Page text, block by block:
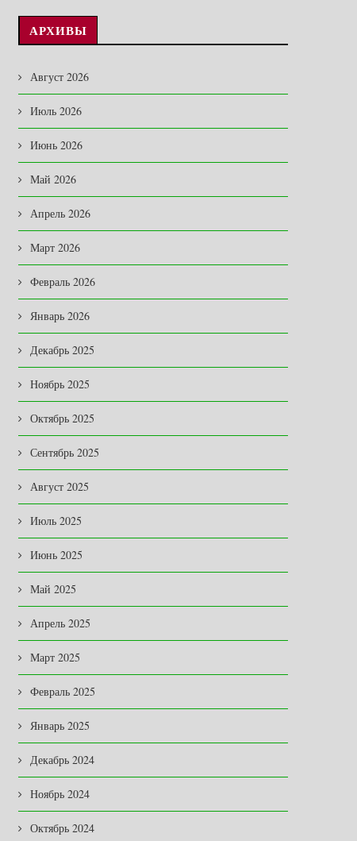
АРХИВЫ
Август 2026
Июль 2026
Июнь 2026
Май 2026
Апрель 2026
Март 2026
Февраль 2026
Январь 2026
Декабрь 2025
Ноябрь 2025
Октябрь 2025
Сентябрь 2025
Август 2025
Июль 2025
Июнь 2025
Май 2025
Апрель 2025
Март 2025
Февраль 2025
Январь 2025
Декабрь 2024
Ноябрь 2024
Октябрь 2024